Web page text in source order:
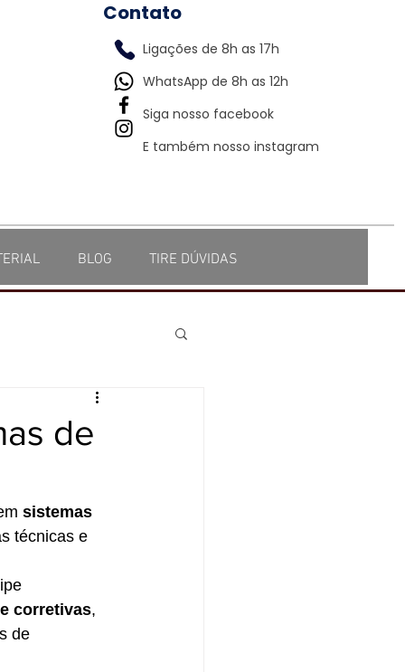
Contato
Ligações de 8h as 17h
WhatsApp de 8h as 12h
Siga nosso facebook
E também nosso instagram
BLOG TIRE DÚVIDAS
de
sistemas
técnicas e
corretivas,
de